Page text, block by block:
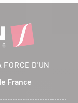
D'UN
France